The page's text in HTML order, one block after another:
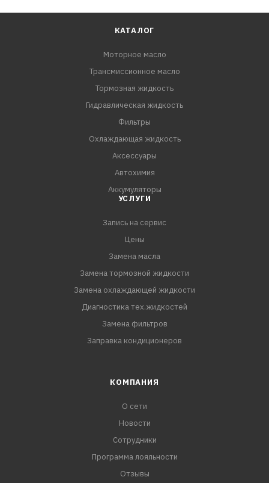
КАТАЛОГ
Моторное масло
Трансмиссионное масло
Тормозная жидкость
Гидравлическая жидкость
Фильтры
Охлаждающая жидкость
Аксессуары
Автохимия
Аккумуляторы
УСЛУГИ
Запись на сервис
Цены
Замена масла
Замена тормозной жидкости
Замена охлаждающей жидкости
Диагностика тех.жидкостей
Замена фильтров
Заправка кондиционеров
КОМПАНИЯ
О сети
Новости
Сотрудники
Программа лояльности
Отзывы